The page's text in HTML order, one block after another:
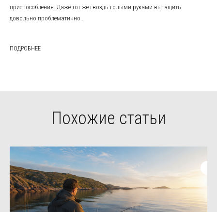
приспособления. Даже тот же гвоздь голыми руками вытащить
довольно проблематично...
ПОДРОБНЕЕ
Похожие статьи